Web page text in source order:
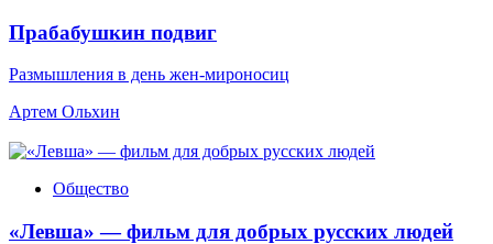
Прабабушкин подвиг
Размышления в день жен-мироносиц
Артем Ольхин
Общество
«Левша» — фильм для добрых русских людей